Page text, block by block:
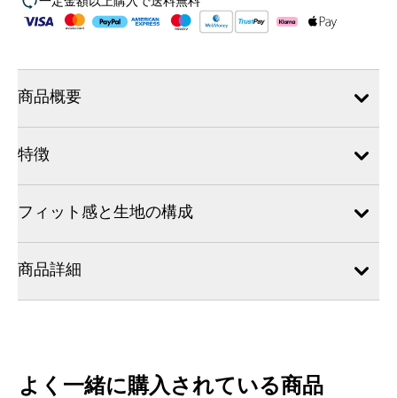
商品概要
特徴
フィット感と生地の構成
商品詳細
よく一緒に購入されている商品